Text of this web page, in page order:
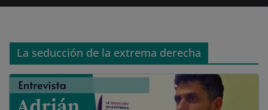
La seducción de la extrema derecha